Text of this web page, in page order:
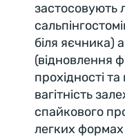
застосовують
біля яєчника)
(відновлення
прохідності
вагітність
спайкового
легких